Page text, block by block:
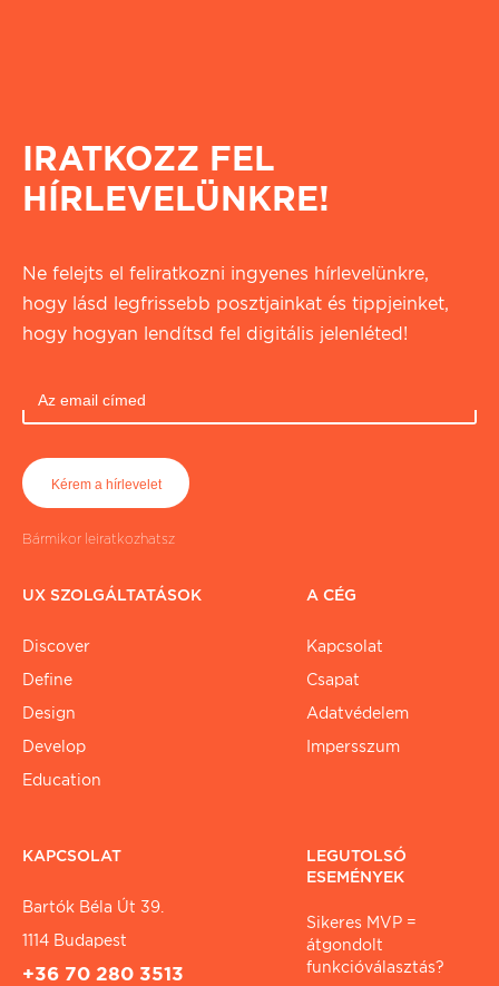
IRATKOZZ FEL
HÍRLEVELÜNKRE!
Ne felejts el feliratkozni ingyenes hírlevelünkre,
hogy lásd legfrissebb posztjainkat és tippjeinket,
hogy hogyan lendítsd fel digitális jelenléted!
Bármikor leiratkozhatsz
UX SZOLGÁLTATÁSOK
Discover
Define
Design
Develop
Education
A CÉG
Kapcsolat
Csapat
Adatvédelem
Impersszum
KAPCSOLAT
Bartók Béla Út 39.
1114 Budapest
+36 70 280 3513
LEGUTOLSÓ
ESEMÉNYEK
Sikeres MVP =
átgondolt
funkcióválasztás?